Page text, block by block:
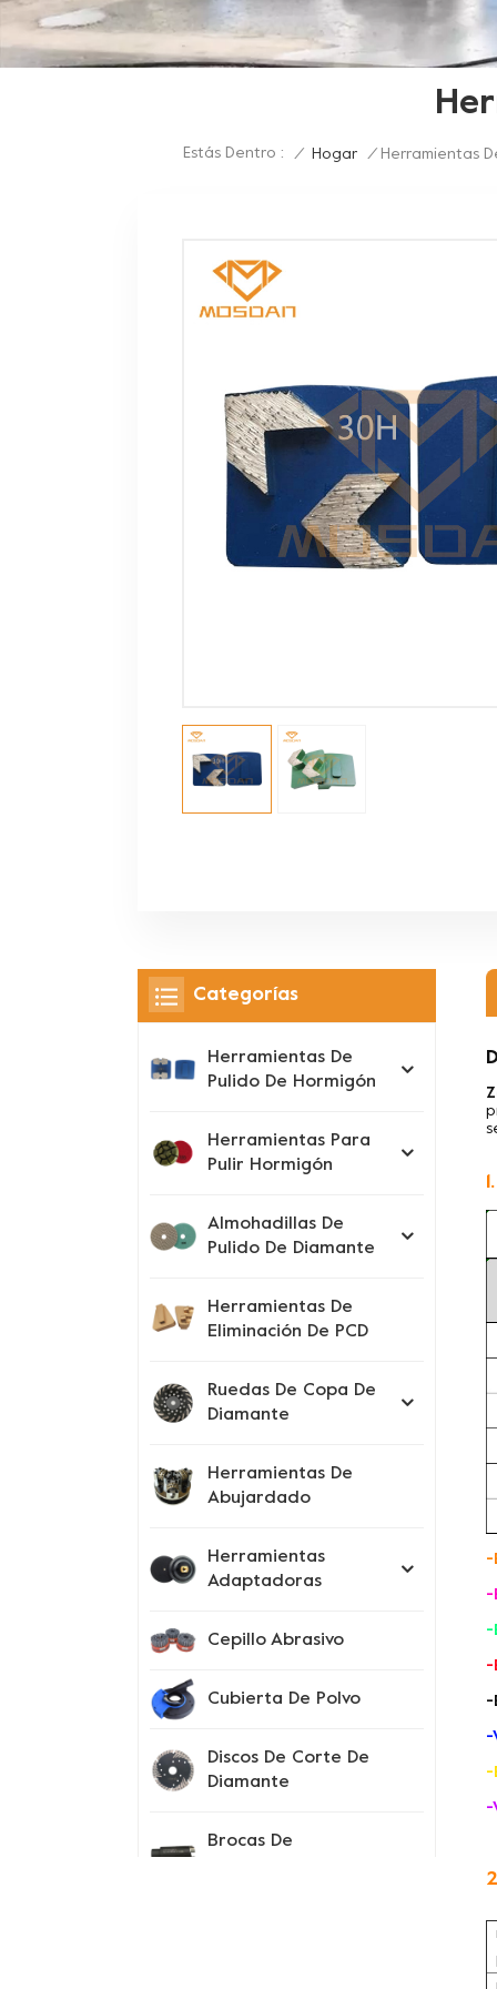
Estás Dentro : / Hogar / Herramientas
-
-
-
-
-
-
-
-
Categorías
Herramientas De
Pulido De Hormigón
Herramientas Para
Pulir Hormigón
Almohadillas De
Pulido De Diamante
Herramientas De
Eliminación De PCD
Ruedas De Copa De
Diamante
Herramientas De
Abujardado
Herramientas
Adaptadoras
Cepillo Abrasivo
Cubierta De Polvo
Discos De Corte De
Diamante
Brocas De